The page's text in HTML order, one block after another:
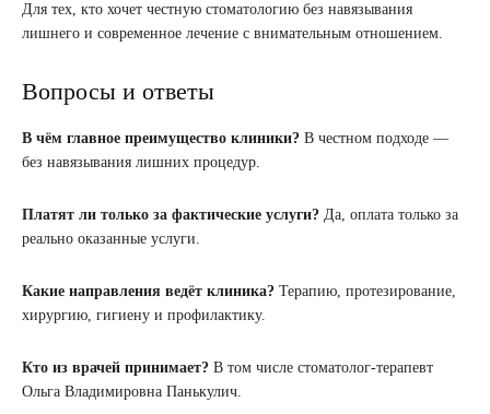
Для тех, кто хочет честную стоматологию без навязывания
лишнего и современное лечение с внимательным отношением.
Вопросы и ответы
В чём главное преимущество клиники? В честном подходе —
без навязывания лишних процедур.
Платят ли только за фактические услуги? Да, оплата только за
реально оказанные услуги.
Какие направления ведёт клиника? Терапию, протезирование,
хирургию, гигиену и профилактику.
Кто из врачей принимает? В том числе стоматолог-терапевт
Ольга Владимировна Панькулич.